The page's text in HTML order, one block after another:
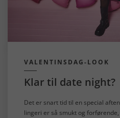
VALENTINSDAG-LOOK
Klar til date night?
Det er snart tid til en special
lingeri er så smukt og